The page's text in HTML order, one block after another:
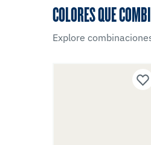
COLORES QUE
Explore